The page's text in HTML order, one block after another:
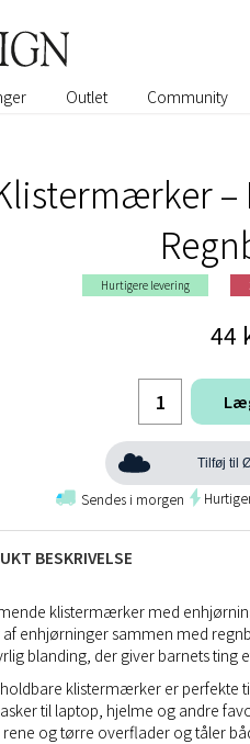
Outlet Community
Hurtigere levering
44
Tilføj til
Sendes i morgen
BESKRIVELSE
klistermærker med
af enhjørninger sammen med
blanding, der giver barnets ting
klistermærker er perfekte
til laptop, hjelme og andre
rene og tørre overflader og tåler